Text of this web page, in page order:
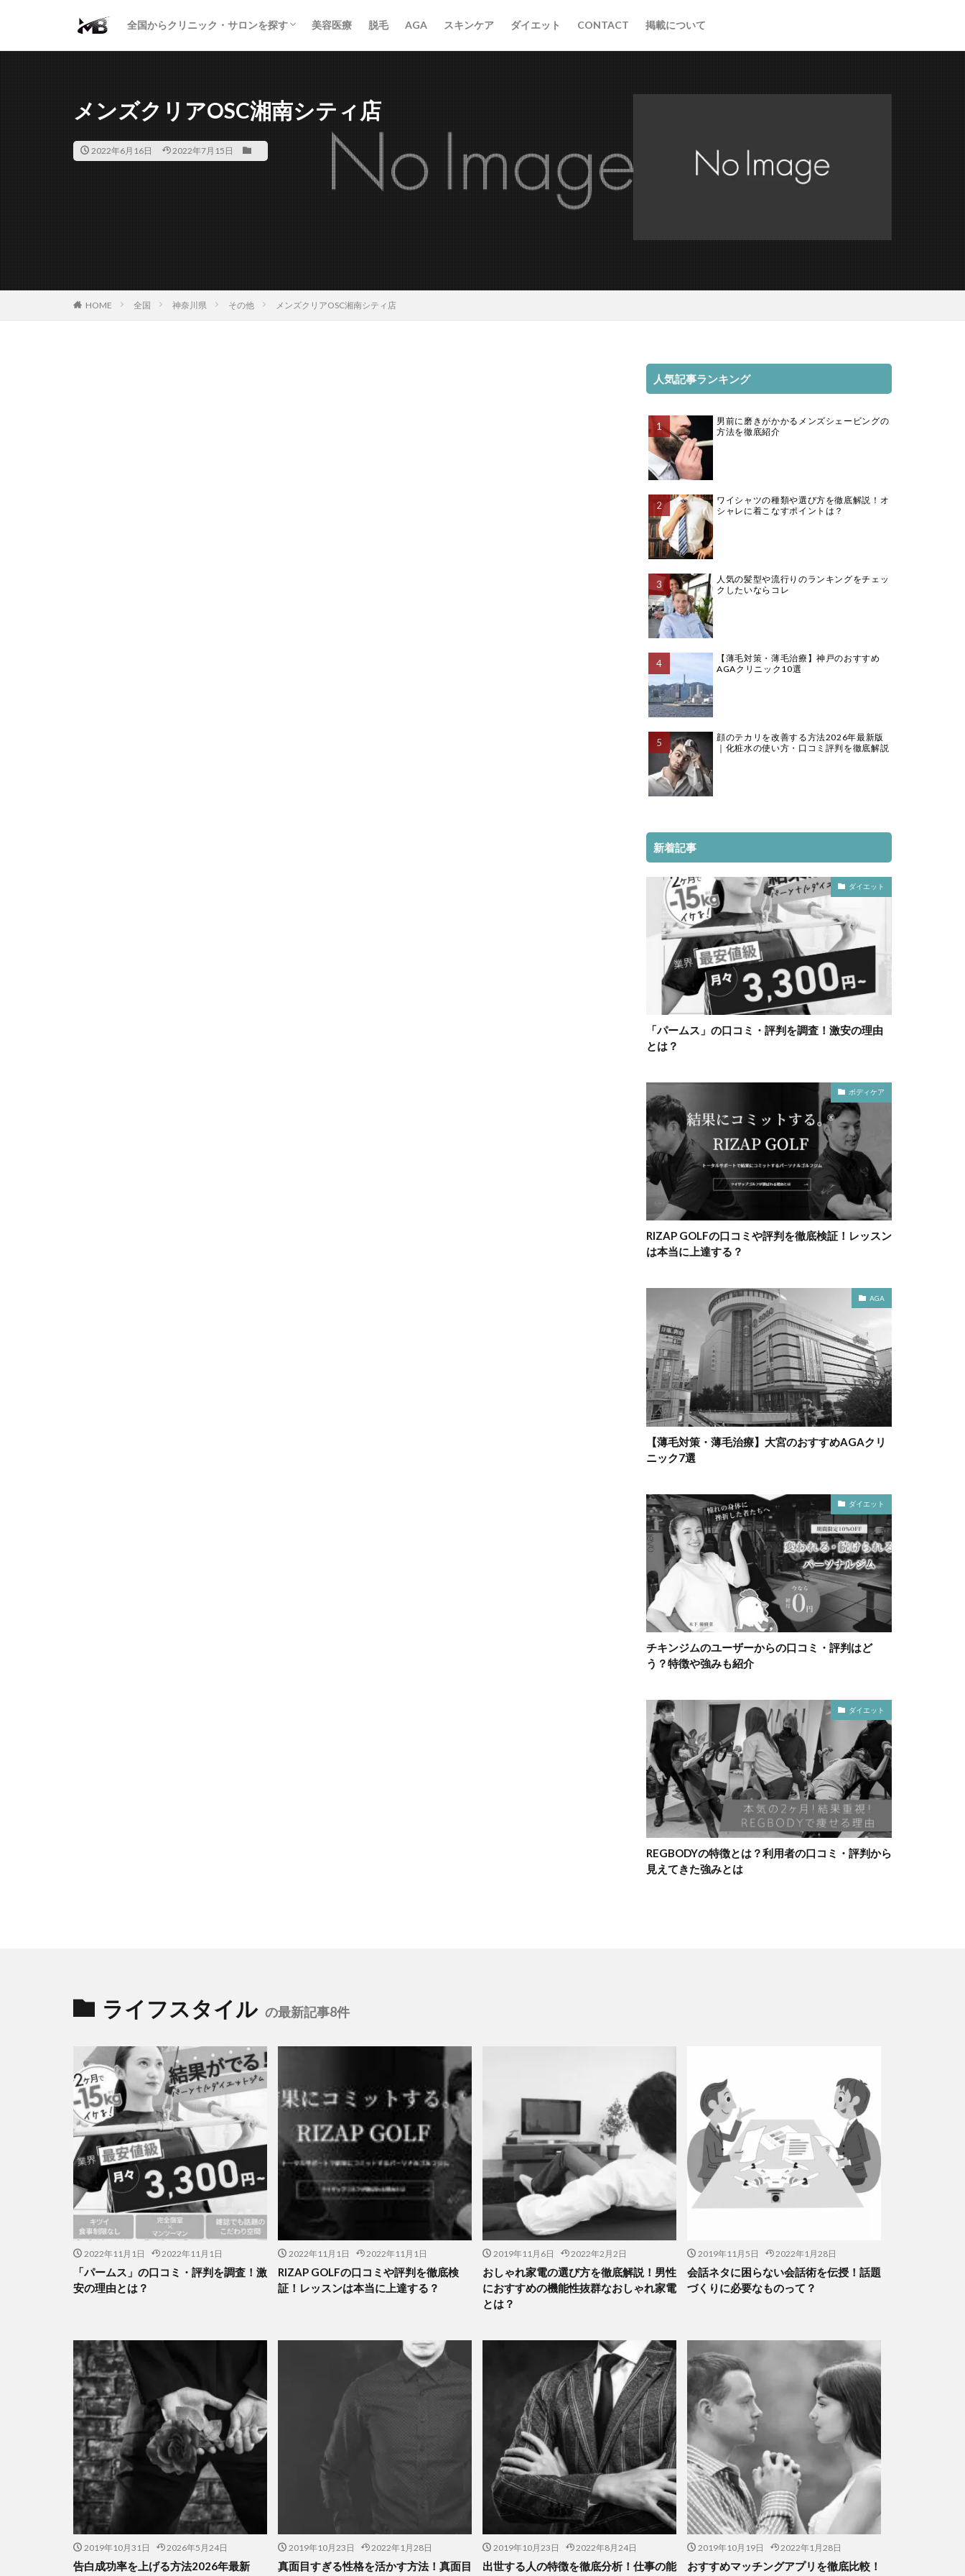
全国からクリニック・サロンを探す
二重・まぶた
鼻の形
小顔・輪郭
痩身・医療ダイエット
肌の悩み・スキンケア
わきが・多汗症
AGA
包茎・ED
医療脱毛
脱毛サロン
パーソナルジム
美容医療 脱毛 AGA スキンケア ダイエット CONTACT 掲載について
メンズクリアOSC湘南シティ店
2022年6月16日 2022年7月15日
HOME 全国 神奈川県 その他 メンズクリアOSC湘南シティ店
人気記事ランキング
男前に磨きがかかるメンズシェービングの
方法を徹底紹介
ワイシャツの種類や選び方を徹底解説！オ
シャレに着こなすポイントは？
人気の髪型や流行りのランキングをチェッ
クしたいならコレ
【薄毛対策・薄毛治療】神戸のおすすめ
AGAクリニック10選
顔のテカリを改善する方法2026年最新版
｜化粧水の使い方・口コミ評判を徹底解説
新着記事
ダイエット
「パームス」の口コミ・評判を調査！激安の理由
とは？
ボディケア
RIZAP GOLFの口コミや評判を徹底検証！レッスン
は本当に上達する？
AGA
【薄毛対策・薄毛治療】大宮のおすすめAGAクリ
ニック7選
ダイエット
チキンジムのユーザーからの口コミ・評判はど
う？特徴や強みも紹介
ダイエット
REGBODYの特徴とは？利用者の口コミ・評判から
見えてきた強みとは
ライフスタイル の最新記事8件
2022年11月1日 2022年11月1日
「パームス」の口コミ・評判を調査！激
安の理由とは？
2022年11月1日 2022年11月1日
RIZAP GOLFの口コミや評判を徹底検
証！レッスンは本当に上達する？
2019年11月6日 2022年2月2日
おしゃれ家電の選び方を徹底解説！男性
におすすめの機能性抜群なおしゃれ家電
とは？
2019年11月5日 2022年1月28日
会話ネタに困らない会話術を伝授！話題
づくりに必要なものって？
2019年10月31日 2026年5月24日
告白成功率を上げる方法2026年最新
2019年10月23日 2022年1月28日
真面目すぎる性格を活かす方法！真面目
2019年10月23日 2022年8月24日
出世する人の特徴を徹底分析！仕事の能
2019年10月19日 2022年1月28日
おすすめマッチングアプリを徹底比較！